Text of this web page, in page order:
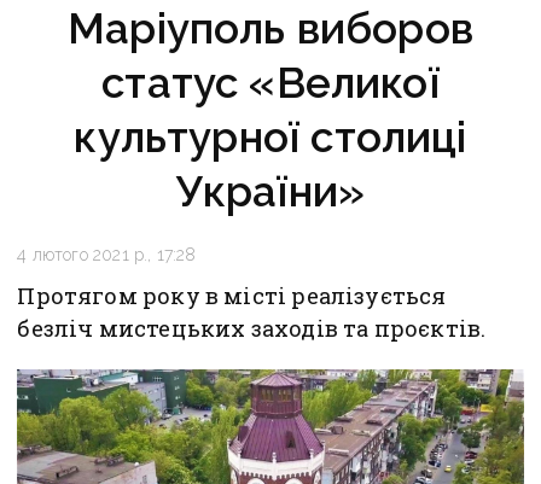
Маріуполь виборов
статус «Великої
культурної столиці
України»
4 лютого 2021 р., 17:28
Протягом року в місті реалізується
безліч мистецьких заходів та проєктів.